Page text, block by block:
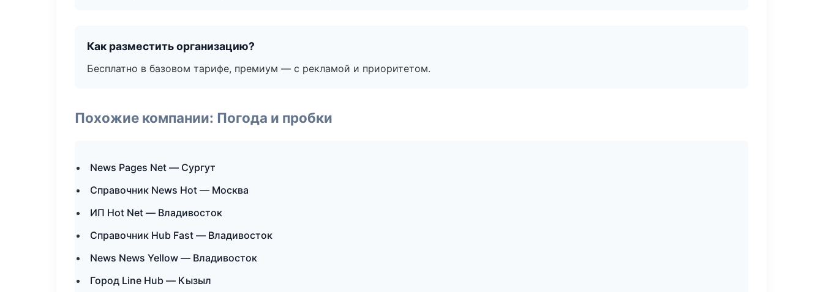
Как разместить организацию?
Бесплатно в базовом тарифе, премиум — с рекламой и приоритетом.
Похожие компании: Погода и пробки
News Pages Net — Сургут
Справочник News Hot — Москва
ИП Hot Net — Владивосток
Справочник Hub Fast — Владивосток
News News Yellow — Владивосток
Город Line Hub — Кызыл